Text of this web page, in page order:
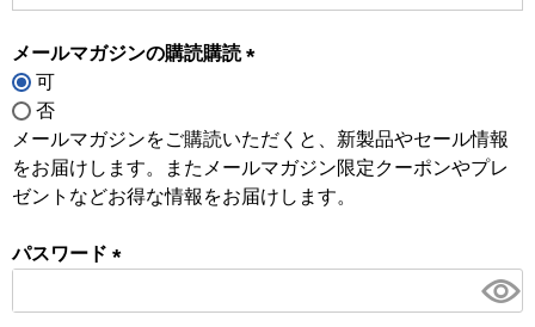
メールマガジンの購読購読
可
否
メールマガジンをご購読いただくと、新製品やセール情報
をお届けします。またメールマガジン限定クーポンやプレ
ゼントなどお得な情報をお届けします。
パスワード
須)